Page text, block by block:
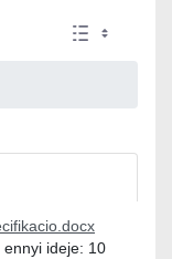
ideje: 10